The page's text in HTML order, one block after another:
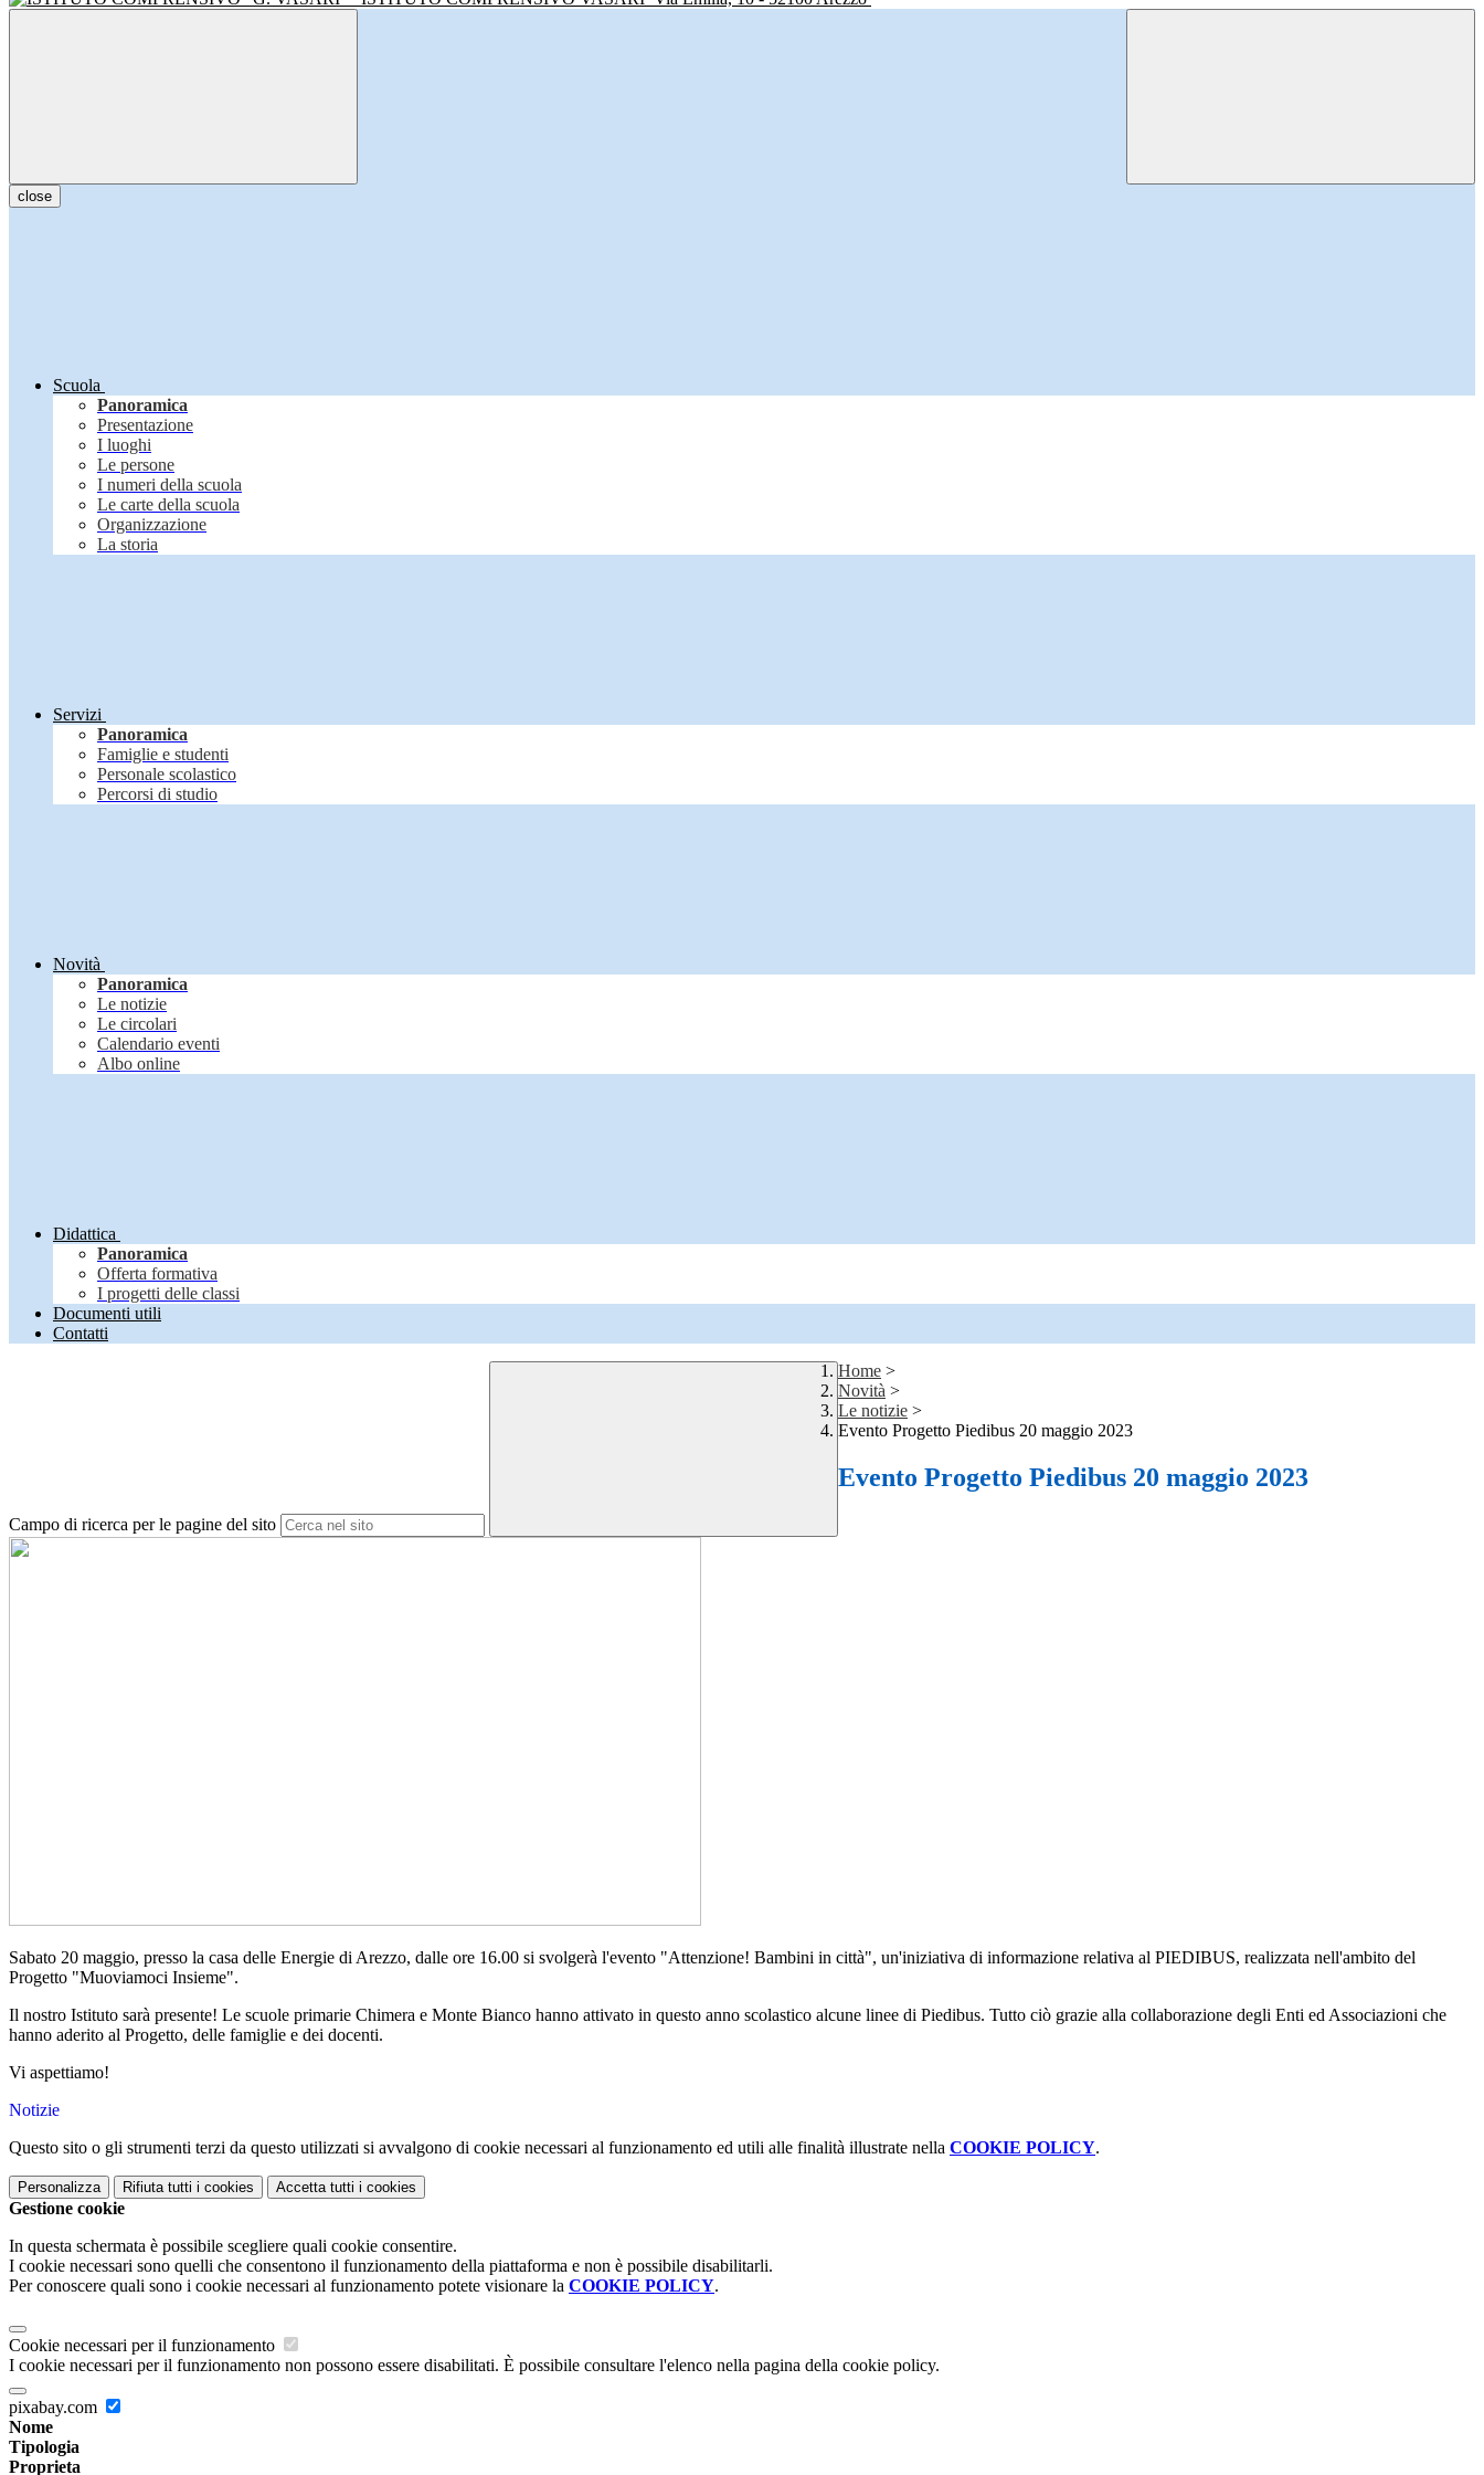
close
Scuola
Panoramica
Presentazione
I luoghi
Le persone
I numeri della scuola
Le carte della scuola
Organizzazione
La storia
Servizi
Panoramica
Famiglie e studenti
Personale scolastico
Percorsi di studio
Novità
Panoramica
Le notizie
Le circolari
Calendario eventi
Albo online
Didattica
Panoramica
Offerta formativa
I progetti delle classi
Documenti utili
Contatti
Campo di ricerca per le pagine del sito
Home >
Novità >
Le notizie >
Evento Progetto Piedibus 20 maggio 2023
Evento Progetto Piedibus 20 maggio 2023
Sabato 20 maggio, presso la casa delle Energie di Arezzo, dalle ore 16.00 si svolgerà l'evento "Attenzione! Bambini in città", un'iniziativa di informazione relativa al PIEDIBUS, realizzata nell'ambito del
Progetto "Muoviamoci Insieme".
Il nostro Istituto sarà presente! Le scuole primarie Chimera e Monte Bianco hanno attivato in questo anno scolastico alcune linee di Piedibus. Tutto ciò grazie alla collaborazione degli Enti ed Associazioni che
hanno aderito al Progetto, delle famiglie e dei docenti.
Vi aspettiamo!
Notizie
Questo sito o gli strumenti terzi da questo utilizzati si avvalgono di cookie necessari al funzionamento ed utili alle finalità illustrate nella COOKIE POLICY.
Personalizza Rifiuta tutti i cookies Accetta tutti i cookies
Gestione cookie
In questa schermata è possibile scegliere quali cookie consentire.
I cookie necessari sono quelli che consentono il funzionamento della piattaforma e non è possibile disabilitarli.
Per conoscere quali sono i cookie necessari al funzionamento potete visionare la COOKIE POLICY.
Cookie necessari per il funzionamento
I cookie necessari per il funzionamento non possono essere disabilitati. È possibile consultare l'elenco nella pagina della cookie policy.
pixabay.com
Nome
Tipologia
Proprieta